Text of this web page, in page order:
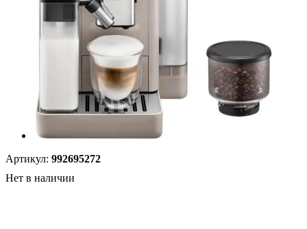
Артикул: 992695272
Нет в наличии